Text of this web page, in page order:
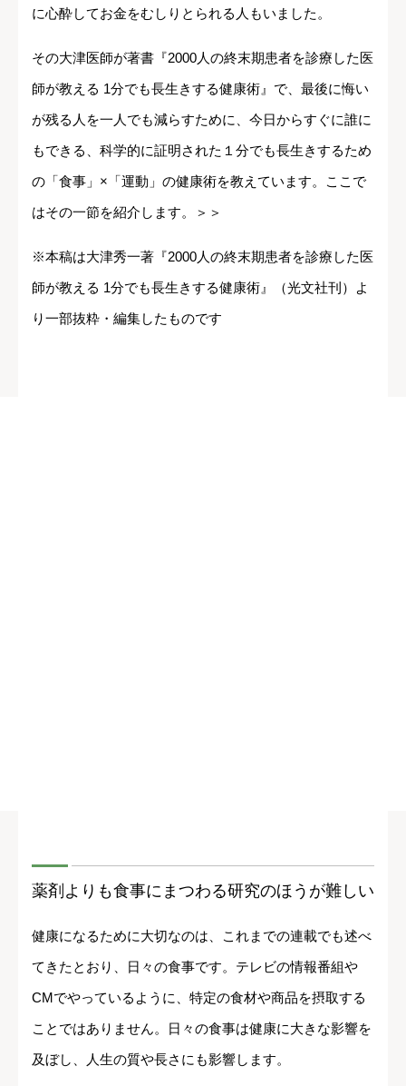
に心酔してお金をむしりとられる人もいました。
その大津医師が著書『2000人の終末期患者を診療した医
師が教える 1分でも長生きする健康術』で、最後に悔い
が残る人を一人でも減らすために、今日からすぐに誰に
もできる、科学的に証明された１分でも長生きするため
の「食事」×「運動」の健康術を教えています。ここで
はその一節を紹介します。＞＞
※本稿は大津秀一著『2000人の終末期患者を診療した医
師が教える 1分でも長生きする健康術』（光文社刊）よ
り一部抜粋・編集したものです
薬剤よりも食事にまつわる研究のほうが難しい
健康になるために大切なのは、これまでの連載でも述べ
てきたとおり、日々の食事です。テレビの情報番組や
CMでやっているように、特定の食材や商品を摂取する
ことではありません。日々の食事は健康に大きな影響を
及ぼし、人生の質や長さにも影響します。